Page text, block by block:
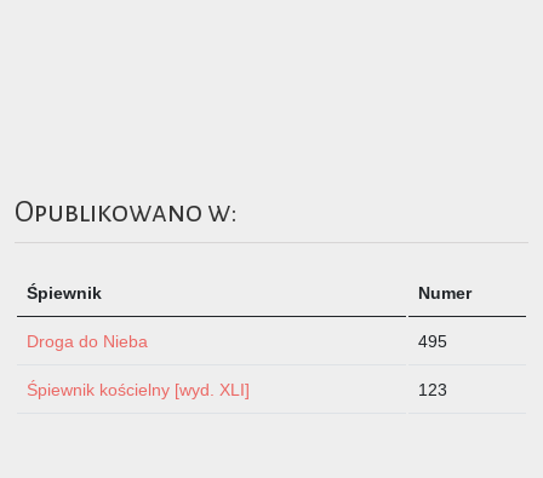
Opublikowano w:
Śpiewnik Numer
Droga do Nieba 495
Śpiewnik kościelny [wyd. XLI] 123